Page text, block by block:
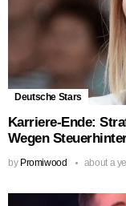
Deutsche Stars
Karriere-Ende:
Wegen
by Promiwood about a